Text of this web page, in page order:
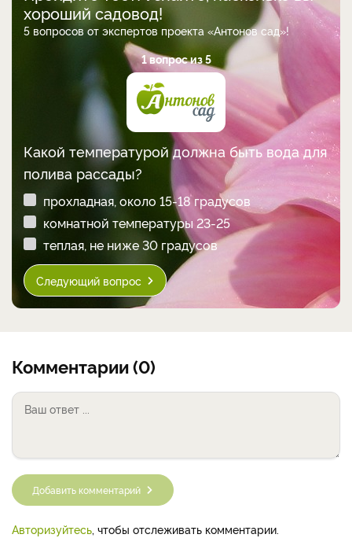
хороший садовод!
5 вопросов от экспертов проекта «Антонов сад»!
1 вопрос из 5
Какой температурой должна быть вода для
полива рассады?
прохладная, около 15-18 градусов
комнатной температуры 23-25
теплая, не ниже 30 градусов
Следующий вопрос
Комментарии (0)
Добавить комментарий
Авторизуйтесь, чтобы отслеживать комментарии.